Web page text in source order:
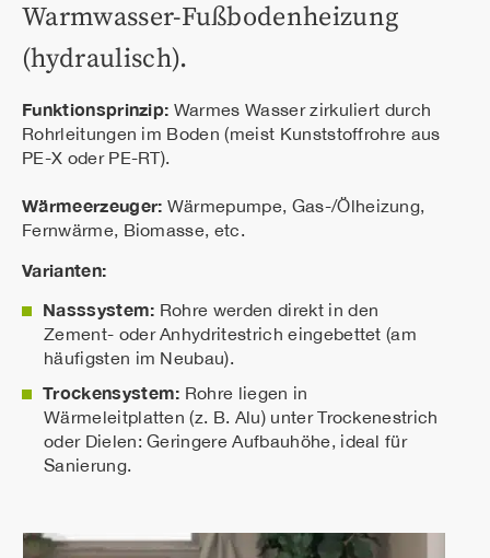
Warmwasser-Fußbodenheizung
(hydraulisch).
Funktionsprinzip: Warmes Wasser zirkuliert durch
Rohrleitungen im Boden (meist Kunststoffrohre aus
PE-X oder PE-RT).
Wärmeerzeuger: Wärmepumpe, Gas-/Ölheizung,
Fernwärme, Biomasse, etc.
Varianten:
Nasssystem: Rohre werden direkt in den
Zement- oder Anhydritestrich eingebettet (am
häufigsten im Neubau).
Trockensystem: Rohre liegen in
Wärmeleitplatten (z. B. Alu) unter Trockenestrich
oder Dielen: Geringere Aufbauhöhe, ideal für
Sanierung.